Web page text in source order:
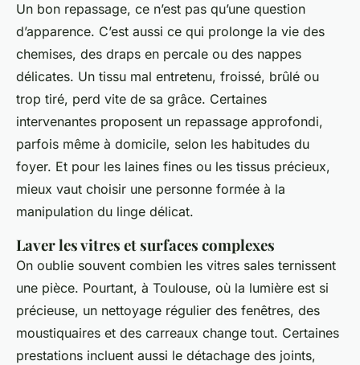
Un bon repassage, ce n’est pas qu’une question
d’apparence. C’est aussi ce qui prolonge la vie des
chemises, des draps en percale ou des nappes
délicates. Un tissu mal entretenu, froissé, brûlé ou
trop tiré, perd vite de sa grâce. Certaines
intervenantes proposent un repassage approfondi,
parfois même à domicile, selon les habitudes du
foyer. Et pour les laines fines ou les tissus précieux,
mieux vaut choisir une personne formée à la
manipulation du linge délicat.
Laver les vitres et surfaces complexes
On oublie souvent combien les vitres sales ternissent
une pièce. Pourtant, à Toulouse, où la lumière est si
précieuse, un nettoyage régulier des fenêtres, des
moustiquaires et des carreaux change tout. Certaines
prestations incluent aussi le détachage des joints,